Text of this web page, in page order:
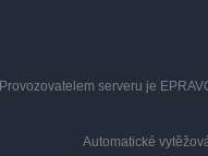
Provozovatelem serveru je
Automatické